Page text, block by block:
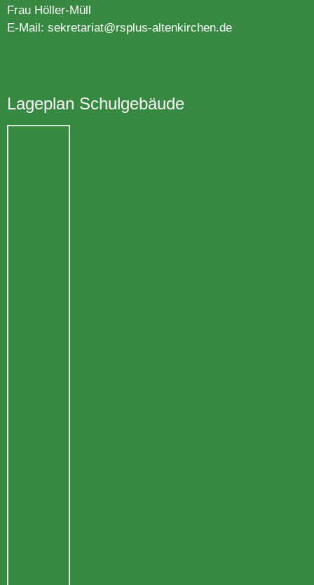
Frau Höller-Müll
E-Mail: sekretariat@rsplus-altenkirchen.de
Lageplan Schulgebäude